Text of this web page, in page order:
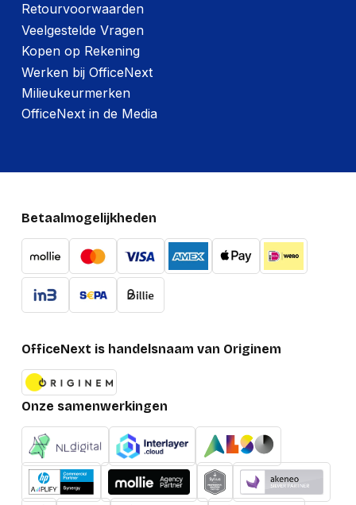
Retourvoorwaarden
Veelgestelde Vragen
Kopen op Rekening
Werken bij OfficeNext
Milieukeurmerken
OfficeNext in de Media
Betaalmogelijkheden
OfficeNext is handelsnaam van Originem
Onze samenwerkingen